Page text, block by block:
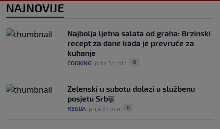
NAJNOVIJE
Najbolja ljetna salata od graha: Brzinski
recept za dane kada je prevruće za
kuhanje
COOKING prije 34 min 0
Zelenski u subotu dolazi u službenu
posjetu Srbiji
REGIJA prije 37 min 0